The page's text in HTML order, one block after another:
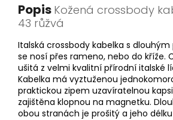
Popis Kožená crossbody
43 růžvá
Italská crossbody kabelka s
se nosí přes rameno, nebo do kříže.
ušitá z velmi kvalitní přírodní italské
Kabelka má vyztuženou
praktickou zipem uzavíratelnou
zajištěna klopnou na magnetku.
obou stranách je prošitý a jeho